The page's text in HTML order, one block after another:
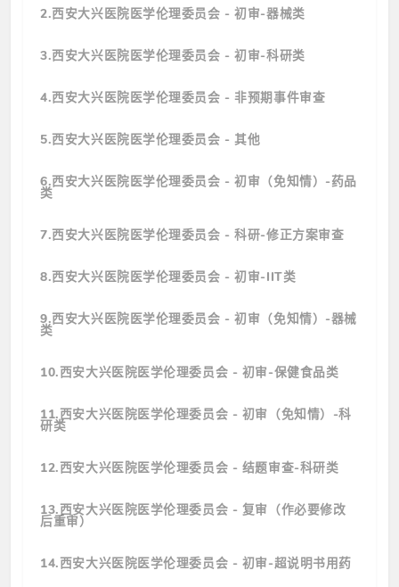
2.西安大兴医院医学伦理委员会 - 初审-器械类
3.西安大兴医院医学伦理委员会 - 初审-科研类
4.西安大兴医院医学伦理委员会 - 非预期事件审查
5.西安大兴医院医学伦理委员会 - 其他
6.西安大兴医院医学伦理委员会 - 初审（免知情）-药品
类
7.西安大兴医院医学伦理委员会 - 科研-修正方案审查
8.西安大兴医院医学伦理委员会 - 初审-IIT类
9.西安大兴医院医学伦理委员会 - 初审（免知情）-器械
类
10.西安大兴医院医学伦理委员会 - 初审-保健食品类
11.西安大兴医院医学伦理委员会 - 初审（免知情）-科
研类
12.西安大兴医院医学伦理委员会 - 结题审查-科研类
13.西安大兴医院医学伦理委员会 - 复审（作必要修改
后重审）
14.西安大兴医院医学伦理委员会 - 初审-超说明书用药